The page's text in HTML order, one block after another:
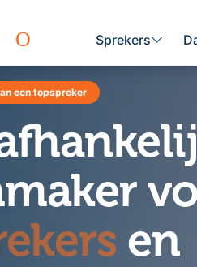
Sprekers
een topspreker
en